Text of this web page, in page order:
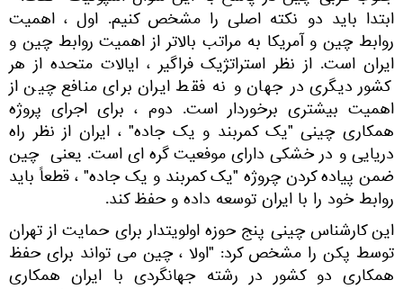
ابتدا باید دو نکته اصلی را مشخص کنیم. اول ، اهمیت
روابط چین و آمریکا به مراتب بالاتر از اهمیت روابط چین و
ایران است. از نظر استراتژیک فراگیر ، ایالات متحده از هر
کشور دیگری در جهان و نه فقط ایران برای منافع چین از
اهمیت بیشتری برخوردار است. دوم ، برای اجرای پروژه
همکاری چینی "یک کمربند و یک جاده" ، ایران از نظر راه
دریایی و در خشکی دارای موفعیت گره ای است. یعنی چین
ضمن پیاده کردن چروژه "یک کمربند و یک جاده" ، قطعاً باید
روابط خود را با ایران توسعه داده و حفظ کند.
این کارشناس چینی پنج حوزه اولویتدار برای حمایت از تهران
توسط پکن را مشخص کرد: "اولا ، چین می تواند برای حفظ
همکاری دو کشور در رشته جهانگردی با ایران همکاری